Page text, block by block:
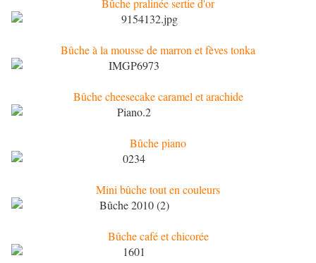
Bûche pralinée sertie d'or
Bûche à la mousse de marron et fèves tonka
Bûche cheesecake caramel et arachide
Bûche piano
Mini bûche tout en couleurs
Bûche café et chicorée